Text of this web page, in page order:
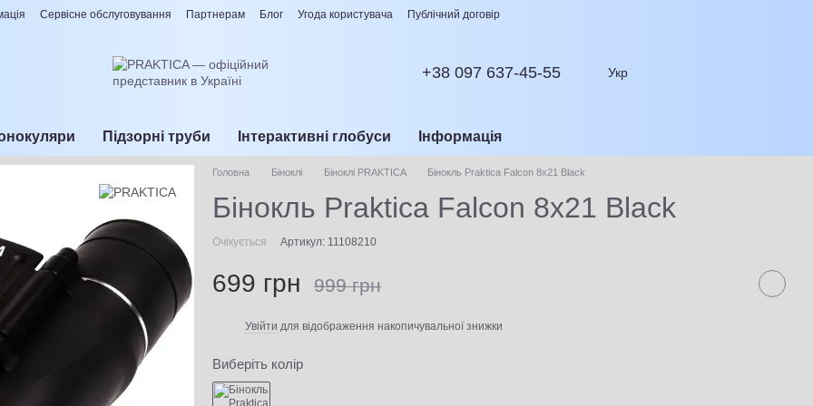
Сервісне обслуговування Партнерам Блог Угода користувача Публічний договір
+38 097 637-45-55 Укр
Підзорні труби Інтерактивні глобуси Інформація
Головна Біноклі Біноклі PRAKTICA Бінокль Praktica Falcon 8x21 Black
Бінокль Praktica Falcon 8x21 Black
Очікується Артикул: 11108210
699 грн 999 грн
Увійти для відображення накопичувальної знижки
Виберіть колір